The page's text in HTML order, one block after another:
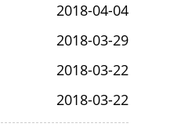
2018-04-04
2018-03-29
2018-03-22
2018-03-22